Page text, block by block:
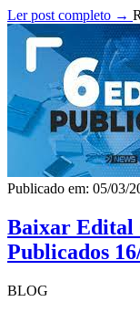
Ler post completo →
Publicado em: 05/03/
Baixar Edital
Publicados
BLOG